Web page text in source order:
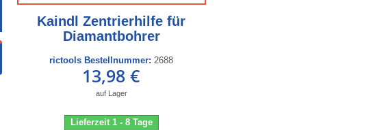
Kaindl Zentrierhilfe für
Diamantbohrer
rictools Bestellnummer:2688
13,98 €
auf Lager
Lieferzeit 1 - 8 Tage